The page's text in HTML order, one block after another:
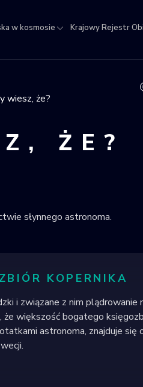
w kosmosie Krajowy Rejestr
wiesz, że?
ŻE?
słynnego astronoma.
KOPERNIKA
i związane z nim
że większość bogatego
astronoma, znajduje